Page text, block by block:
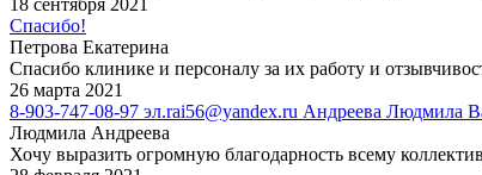
Спасибо!
Петрова Екатерина
Спасибо клинике и персоналу за их работу и
26 марта 2021
8-903-747-08-97 эл.rai56@yandex.ru Андреева Людмила
Людмила Андреева
Хочу выразить огромную благодарность всему